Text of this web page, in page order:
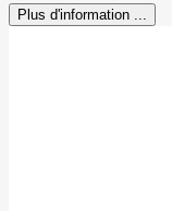
Plus d'information ...